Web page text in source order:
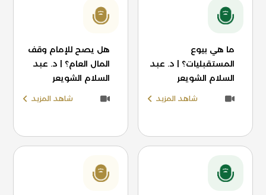
ما هي بيوع
المستقبليات؟ | د. عبد
السلام الشويعر
شاهد المزيد
هل يصح للإمام وقف
المال العام؟ | د. عبد
السلام الشويعر
شاهد المزيد